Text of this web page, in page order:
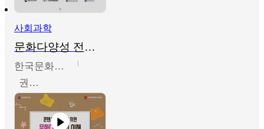
사회과학
문화다양성 전문인력 양성 기본과정 - 문화다양성의 이해
한국문화예술교육진흥원
권숙인 외 8명